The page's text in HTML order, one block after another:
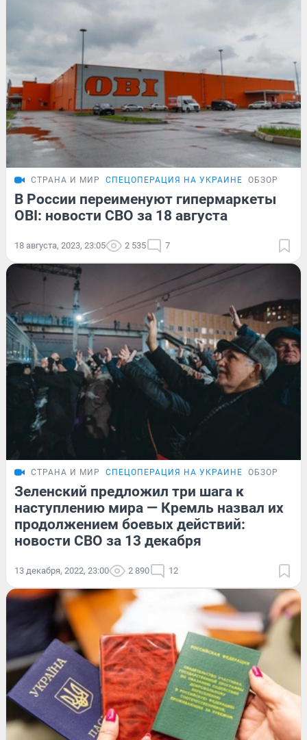
СТРАНА И МИР СПЕЦОПЕРАЦИЯ НА УКРАИНЕ ОБЗОР
В России переименуют гипермаркеты
OBI: новости СВО за 18 августа
18 августа, 2023, 23:05 2 535 7
СТРАНА И МИР СПЕЦОПЕРАЦИЯ НА УКРАИНЕ ОБЗОР
Зеленский предложил три шага к
наступлению мира — Кремль назвал их
продолжением боевых действий:
новости СВО за 13 декабря
13 декабря, 2022, 23:00 2 890 12